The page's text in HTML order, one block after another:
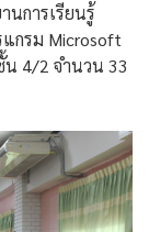
การเรียนรู้
แกรม Microsoft
น 4/2 จำนวน 33